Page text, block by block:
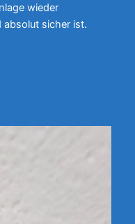
wieder
sicher ist.